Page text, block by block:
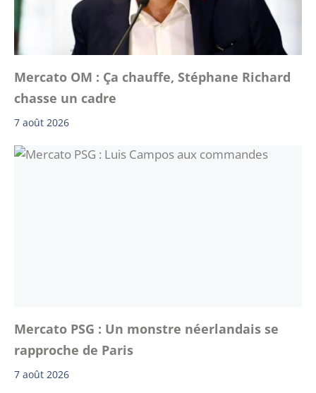
Mercato OM : Ça chauffe, Stéphane Richard
chasse un cadre
7 août 2026
Mercato PSG : Un monstre néerlandais se
rapproche de Paris
7 août 2026